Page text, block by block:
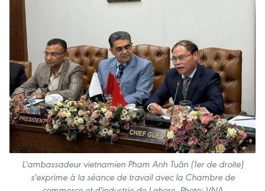
L'ambassadeur vietnamien Pham Anh Tuân (1er de droite)
s'exprime à la séance de travail avec la Chambre de